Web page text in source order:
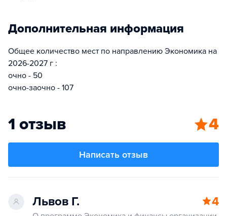
Дополнительная информация
Общее количество мест по направлению Экономика на
2026-2027 г :
очно - 50
очно-заочно - 107
1 отзыв 4
Написать отзыв
Львов Г. 4